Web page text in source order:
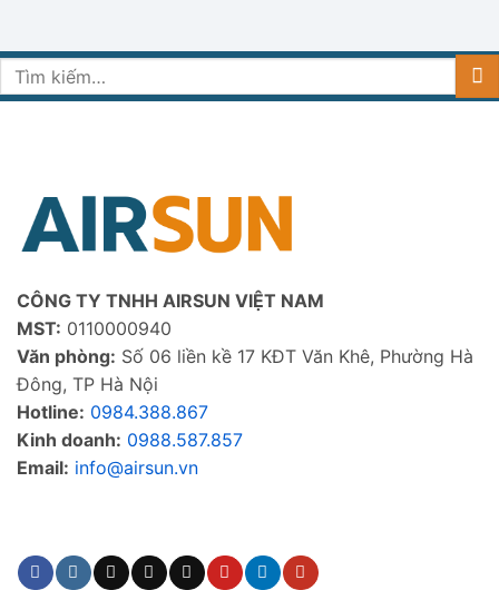
Tìm
kiếm:
CÔNG TY TNHH AIRSUN VIỆT NAM
MST: 0110000940
Văn phòng: Số 06 liền kề 17 KĐT Văn Khê, Phường Hà
Đông, TP Hà Nội
Hotline: 0984.388.867
Kinh doanh: 0988.587.857
Email: info@airsun.vn